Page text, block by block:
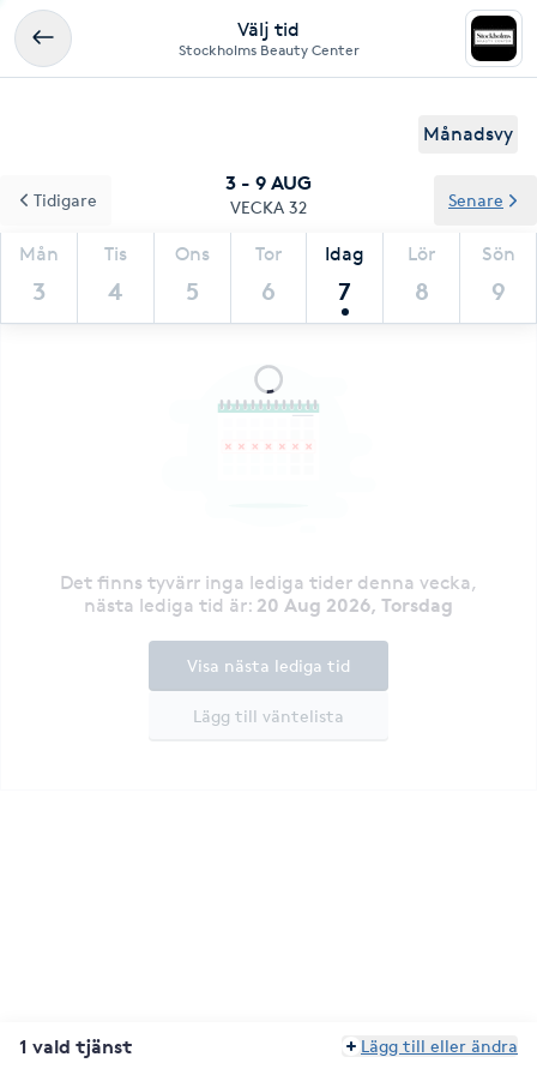
Välj tid
Stockholms Beauty Center
Månadsvy
3 - 9 AUG
VECKA 32
Mån
3
Tis
4
Ons
5
Tor
6
Idag
7
Lör
8
Sön
9
Tidigare Senare
Det finns tyvärr inga lediga tider denna vecka,
nästa lediga tid är: 20 Aug 2026, Torsdag
Lägg till väntelista
Visa nästa lediga tid
1 vald tjänst Lägg till eller ändra